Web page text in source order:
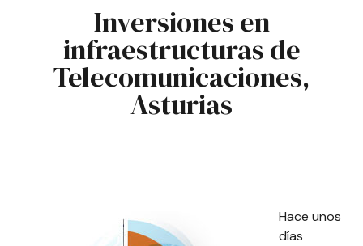
Inversiones en
infraestructuras de
Telecomunicaciones,
Asturias
Hace unos
días